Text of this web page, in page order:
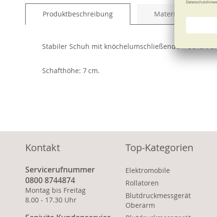
Produktbeschreibung Material und Pflege
Stabiler Schuh mit knöchelumschließendem Schaft
Schafthöhe: 7 cm.
Kontakt
Servicerufnummer
0800 8744874
Montag bis Freitag
8.00 - 17.30 Uhr
Top-Kategorien
Elektromobile
Rollatoren
Blutdruckmessgerät
Oberarm